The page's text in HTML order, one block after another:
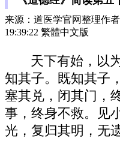
来源：道医学官网整理作
19:39:22 繁體中文版
天下有始，以
知其子。既知其子
塞其兑，闭其门，
事，终身不救。见
光，复归其明，无